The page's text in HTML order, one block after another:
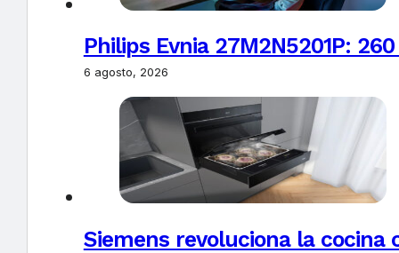
Philips Evnia 27M2N5201P:
6 agosto, 2026
Siemens revoluciona la